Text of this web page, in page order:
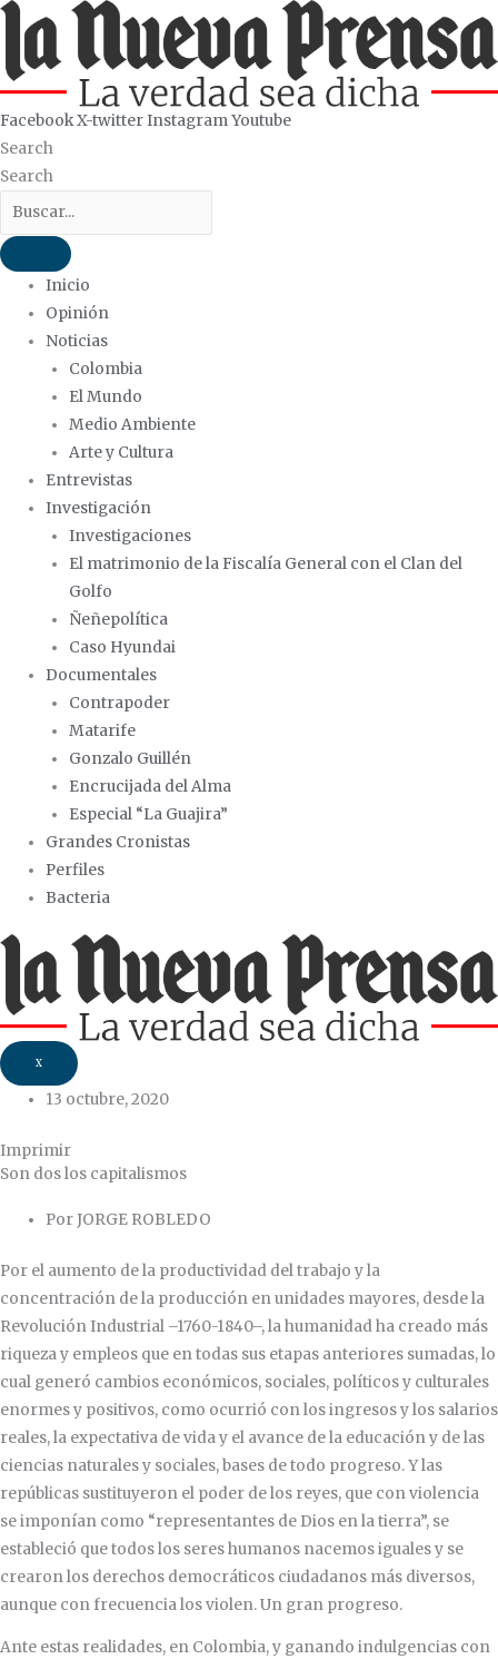
Ir
contenido
FacebookX-twitterInstagramYoutube
Search
Search
Inicio
Opinión
Noticias
Colombia
El Mundo
Medio Ambiente
Arte y Cultura
Entrevistas
Investigación
Investigaciones
El matrimonio de la Fiscalía General con el Clan del
Golfo
Ñeñepolítica
Caso Hyundai
Documentales
Contrapoder
Matarife
Gonzalo Guillén
Encrucijada del Alma
Especial “La Guajira”
Grandes Cronistas
Perfiles
Bacteria
X
13 octubre, 2020
Imprimir
Son dos los capitalismos
Por JORGE ROBLEDO
Por el aumento de la productividad del trabajo y la
concentración de la producción en unidades mayores, desde la
Revolución Industrial –1760-1840–, la humanidad ha creado más
riqueza y empleos que en todas sus etapas anteriores sumadas, lo
cual generó cambios económicos, sociales, políticos y culturales
enormes y positivos, como ocurrió con los ingresos y los salarios
reales, la expectativa de vida y el avance de la educación y de las
ciencias naturales y sociales, bases de todo progreso. Y las
repúblicas sustituyeron el poder de los reyes, que con violencia
se imponían como “representantes de Dios en la tierra”, se
estableció que todos los seres humanos nacemos iguales y se
crearon los derechos democráticos ciudadanos más diversos,
aunque con frecuencia los violen. Un gran progreso.
Ante estas realidades, en Colombia, y ganando indulgencias con